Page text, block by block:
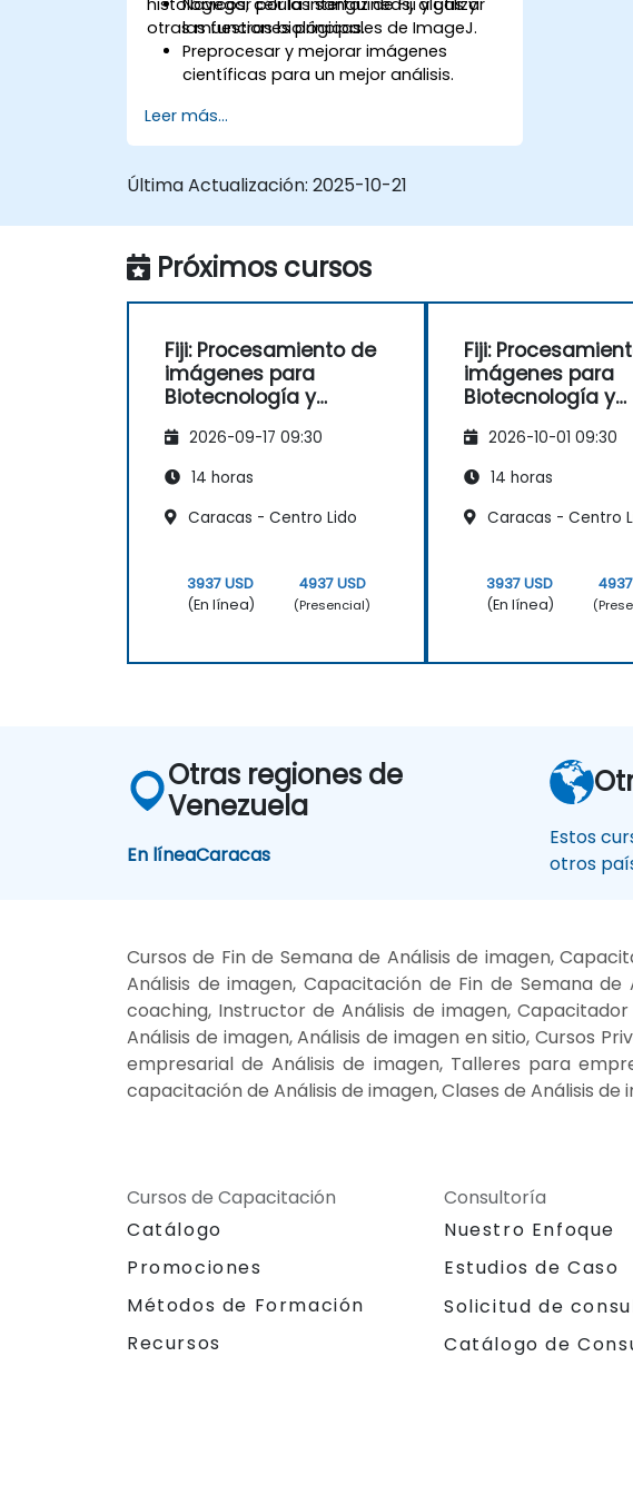
histológicos, células sanguíneas, algas y
otras muestras biológicas.
Navegar por la interfaz de Fiji y utilizar
las funciones principales de ImageJ.
Preprocesar y mejorar imágenes
científicas para un mejor análisis.
incluyendo el conteo de células y la
medición de áreas.
utilizando macros y complementos.
imágenes en investigación biológica.
Leer más...
Última Actualización: 2025-10-21
Próximos cursos
Fiji: Procesamiento de
imágenes para
Biotecnología y
2026-09-17 09:30
14 horas
Caracas - Centro Lido
3937 USD
(En línea)
4937 USD
(Presencial)
Fiji:
imágenes para
Biotecnología y
2026-10-01 09:30
14 horas
Caracas - Centro
3937 USD
(En línea)
Otras regiones de
Venezuela
En líneaCaracas
Estos
otros
Cursos de Fin de Semana de Análisis de imagen,
Análisis de imagen, Capacitación de Fin de Semana
coaching, Instructor de Análisis de imagen,
Análisis de imagen, Análisis de imagen en sitio, Cursos
empresarial de Análisis de imagen, Talleres para
capacitación de Análisis de imagen, Clases de Análisis de
Cursos de Capacitación
Catálogo
Promociones
Métodos de Formación
Recursos
Consultoría
Nuestro Enfoque
Estudios de Caso
Solicitud de
Catálogo de